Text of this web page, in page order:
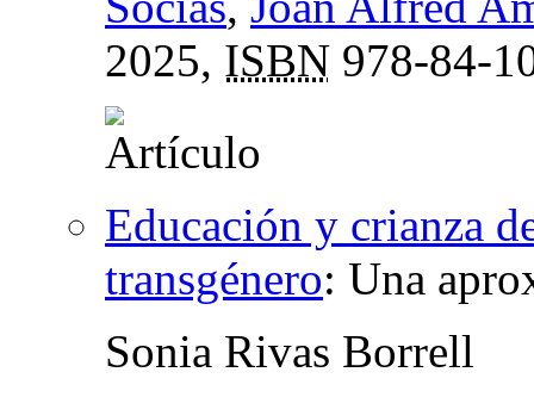
2025, ISBN 978-84-
Educación y crianza
transgénero: Una
Sonia Rivas Borrell